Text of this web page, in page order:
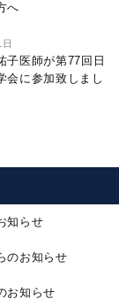
へ
医師が第77回日
会に参加致しまし
知らせ
のお知らせ
お知らせ